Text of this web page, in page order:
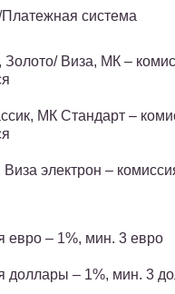
система
Золото/ Виза, МК –
МК Стандарт –
Виза электрон –
евро – 1%, мин. 3 евро
доллары – 1%, мин. 3